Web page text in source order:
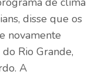
disse que os
novamente
Rio Grande,
A